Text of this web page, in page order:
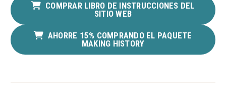
COMPRAR LIBRO DE INSTRUCCIONES DEL
SITIO WEB
AHORRE 15% COMPRANDO EL PAQUETE
MAKING HISTORY